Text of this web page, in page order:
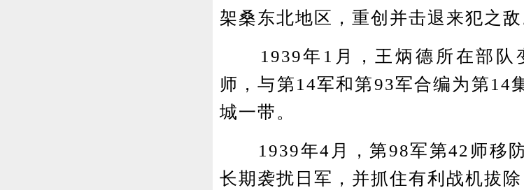
架桑东北地区，重创并击退来犯之敌
1939年1月，王炳德所在部队
师，与第14军和第93军合编为第14
城一带。
1939年4月，第98军第42师移防
长期袭扰日军，并抓住有利战机拔除